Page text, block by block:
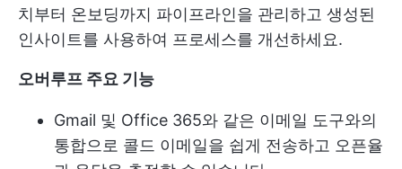
치부터 온보딩까지 파이프라인을 관리하고 생성된
인사이트를 사용하여 프로세스를 개선하세요.
오버루프 주요 기능
Gmail 및 Office 365와 같은 이메일 도구와의
통합으로 콜드 이메일을 쉽게 전송하고 오픈율